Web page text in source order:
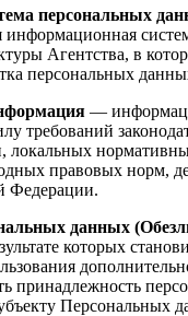
персональных
Агентства, в
персональных
—
требований
локальных
правовых норм,
Федерации.
данных
которых
принадлежность
Персональных